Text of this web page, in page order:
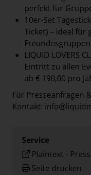
perfekt für
10er-Set
Ticket) – ideal für
LIQUID LOVERS
Eintritt zu allen
ab € 190,00 pro
Für Presseanfragen
Kontakt:
Service
Plaintext -
Seite drucken